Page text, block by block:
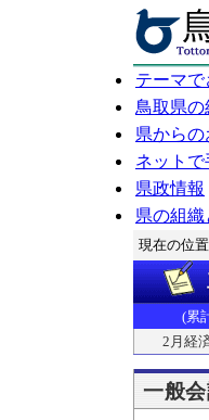
テーマで
鳥取県
県から
ネットで
県政情報
県の組
現在の位置
(累
2月経
一般